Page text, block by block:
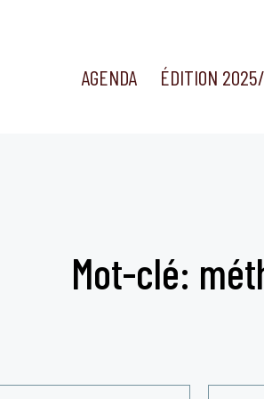
AGENDA ÉDITION
Mot-clé: